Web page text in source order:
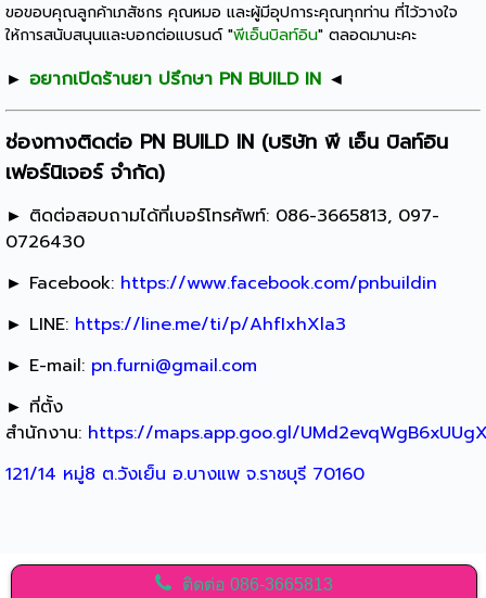
ขอขอบคุณลูกค้าเภสัชกร คุณหมอ และผู้มีอุปการะคุณทุกท่าน ที่ไว้วางใจ
ให้การสนับสนุนและบอกต่อแบรนด์ "พีเอ็นบิลท์อิน" ตลอดมานะคะ
► อยากเปิดร้านยา ปรึกษา PN BUILD IN ◄
ช่องทางติดต่อ PN BUILD IN (บริษัท พี เอ็น บิลท์อิน
เฟอร์นิเจอร์ จำกัด)
► ติดต่อสอบถามได้ที่เบอร์โทรศัพท์: 086-3665813, 097-
0726430
► Facebook: https://www.facebook.com/pnbuildin
► LINE: https://line.me/ti/p/AhfIxhXla3
► E-mail: pn.furni@gmail.com
► ที่ตั้ง
สำนักงาน: https://maps.app.goo.gl/
121/14 หมู่8 ต.วังเย็น อ.บางแพ จ.ราชบุรี 70160
ติดต่อ 086-3665813